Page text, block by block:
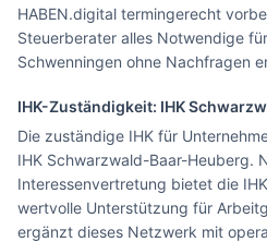
HABEN.digital termingerecht
Steuerberater alles Notwendige
Schwenningen ohne Nachfragen
IHK-Zuständigkeit: IHK
Die zuständige IHK für
IHK Schwarzwald-Baar-Heuberg.
Interessenvertretung bietet die
wertvolle Unterstützung für
ergänzt dieses Netzwerk mit